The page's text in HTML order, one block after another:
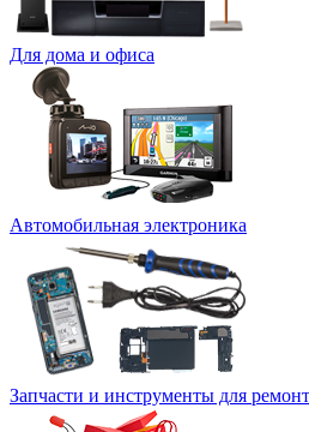
Для дома и офиса
Автомобильная электроника
Запчасти и инструменты для